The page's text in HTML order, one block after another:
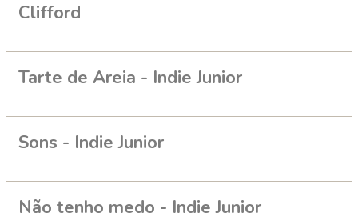
Clifford
Tarte de Areia - Indie Junior
Sons - Indie Junior
Não tenho medo - Indie Junior